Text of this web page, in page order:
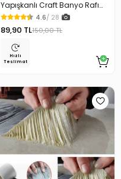
Yapışkanlı Craft Banyo Rafı
Organizer 1 Adet
4.6/ 28
89,90 TL150,00 TL
Hızlı
Teslimat